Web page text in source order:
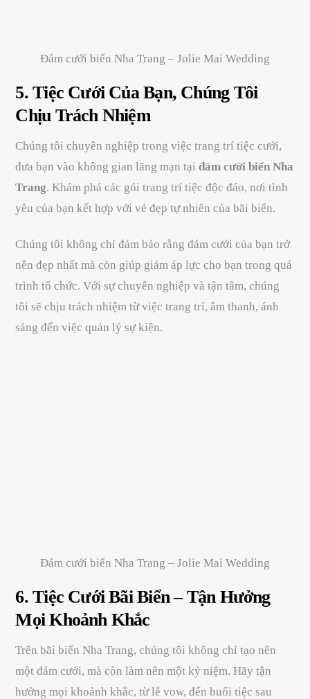
Đám cưới biển Nha Trang – Jolie Mai Wedding
5.Tiệc Cưới Của Bạn, Chúng Tôi
Chịu Trách Nhiệm
Chúng tôi chuyên nghiệp trong việc trang trí tiệc cưới,
đưa bạn vào không gian lãng mạn tạiđám cưới biển Nha
Trang. Khám phá các gói trang trí tiệc độc đáo, nơi tình
yêu của bạn kết hợp với vẻ đẹp tự nhiên của bãi biển.
Chúng tôi không chỉ đảm bảo rằng đám cưới của bạn trở
nên đẹp nhất mà còn giúp giảm áp lực cho bạn trong quá
trình tổ chức. Với sự chuyên nghiệp và tận tâm, chúng
tôi sẽ chịu trách nhiệm từ việc trang trí, âm thanh, ánh
sáng đến việc quản lý sự kiện.
Đám cưới biển Nha Trang – Jolie Mai Wedding
6. Tiệc Cưới Bãi Biển –Tận Hưởng
Mọi Khoảnh Khắc
Trên bãi biển Nha Trang, chúng tôi không chỉ tạo nên
một đám cưới, mà còn làm nên một kỷ niệm. Hãy tận
hưởng mọi khoảnh khắc, từ lễ vow, đến buổi tiệc sau